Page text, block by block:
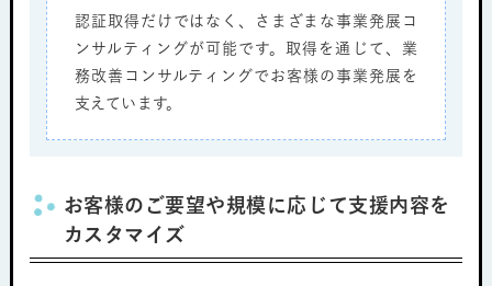
認証取得だけではなく、さまざまな事業発展コ
ンサルティングが可能です。取得を通じて、業
務改善コンサルティングでお客様の事業発展を
支えています。
お客様のご要望や規模に応じて支援内容を
カスタマイズ